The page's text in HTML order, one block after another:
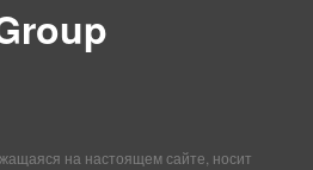
на настоящем сайте, носит